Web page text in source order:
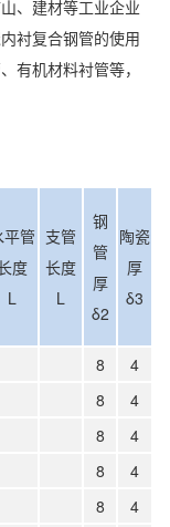
、建材等工业企业
衬复合钢管的使用
有机材料衬管等，
平管
度
L
支管
长度
L
钢
管
厚
δ2
陶瓷
厚
δ3
8
4
8
4
8
4
8
4
8
4